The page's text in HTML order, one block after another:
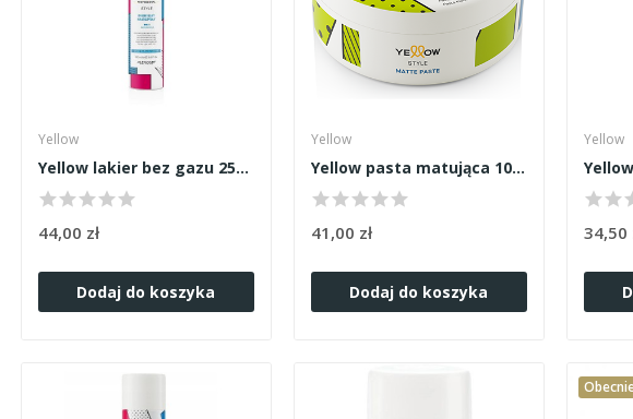
Yellow
Yellow lakier bez gazu 250ml
44,00 zł
Dodaj do koszyka
Yellow
Yellow pasta matująca 100ml
41,00 zł
Dodaj do koszyka
Yellow
34,50